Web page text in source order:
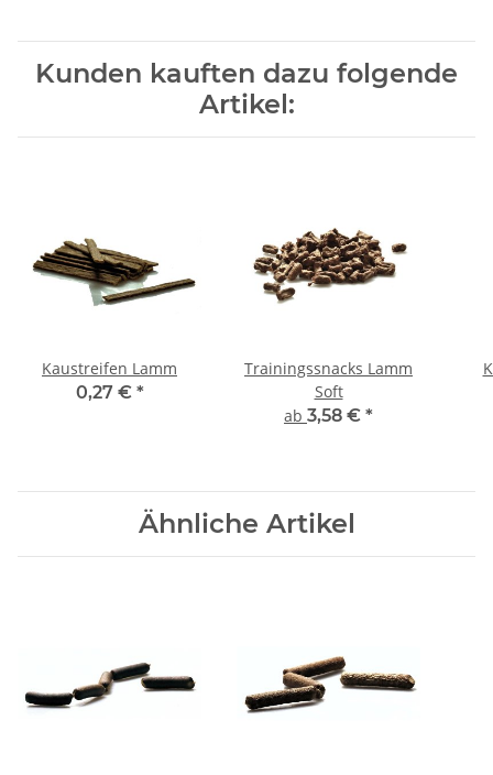
Kunden kauften dazu folgende
Artikel:
Kaustreifen Lamm
0,27 € *
Trainingssnacks Lamm
Soft
ab 3,58 € *
Ähnliche Artikel